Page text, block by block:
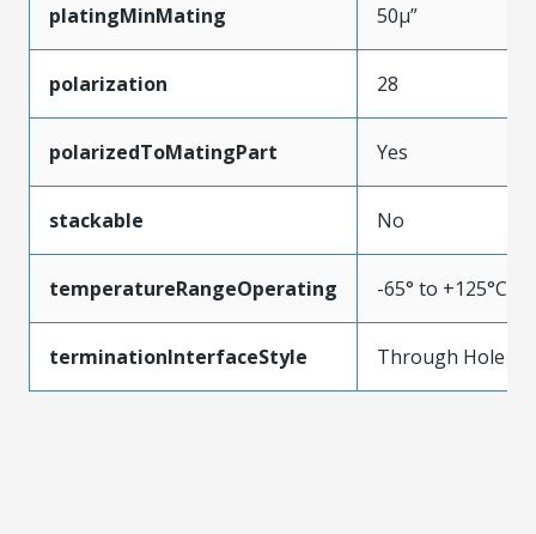
platingMinMating 50µ”
polarization 28
polarizedToMatingPart Yes
stackable No
temperatureRangeOperating -65° to +125°C
terminationInterfaceStyle Through Hole